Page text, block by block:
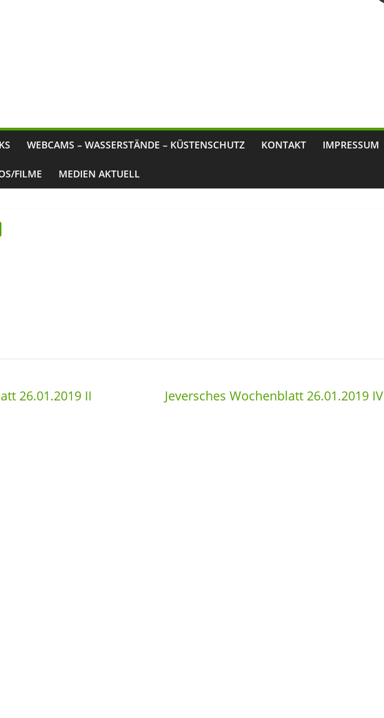
WEBCAMS – WASSERSTÄNDE – KÜSTENSCHUTZ KONTAKT IMPRESSUM
FILME MEDIEN AKTUELL
26.01.2019 II Jeversches Wochenblatt 26.01.2019 IV